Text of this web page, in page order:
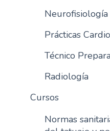
Neurofisiología
Prácticas
Técnico
Radiología
Cursos
Normas